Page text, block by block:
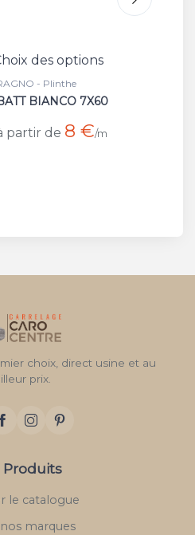
7X60
€/m
choix, direct usine et au
prix.
Produits
le catalogue
marques